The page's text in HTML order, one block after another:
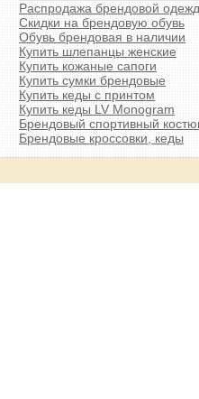
Распродажа брендовой
Скидки на брендовую обувь
Обувь брендовая в наличии
Купить шлепанцы женские
Купить кожаные сапоги
Купить сумки брендовые
Купить кеды с принтом
Купить кеды LV Monogram
Брендовый спортивный
Брендовые кроссовки, кеды